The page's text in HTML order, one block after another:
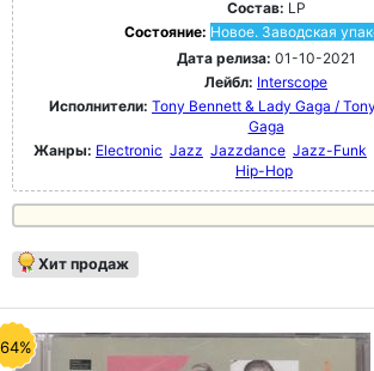
Состав: LP
Состояние: Новое. Заводская
Дата релиза: 01-10-2021
Лейбл: Interscope
Исполнители: Tony Bennett & Lady Gaga /
Gaga
Жанры: Electronic Jazz Jazzdance Jazz-Funk
Hip-Hop
Хит продаж